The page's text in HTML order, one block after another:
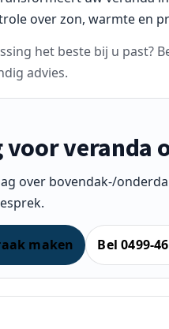
over zon, warmte en
het beste bij u past?
advies.
veranda
over bovendak-/
maken Bel 0499-